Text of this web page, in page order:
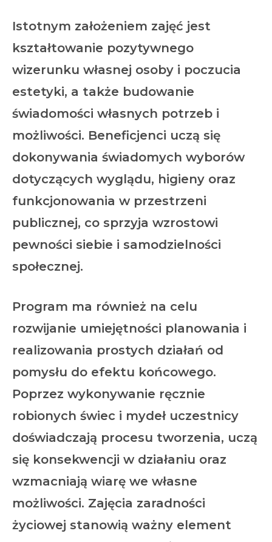
Istotnym założeniem zajęć jest
kształtowanie pozytywnego
wizerunku własnej osoby i poczucia
estetyki, a także budowanie
świadomości własnych potrzeb i
możliwości. Beneficjenci uczą się
dokonywania świadomych wyborów
dotyczących wyglądu, higieny oraz
funkcjonowania w przestrzeni
publicznej, co sprzyja wzrostowi
pewności siebie i samodzielności
społecznej.
Program ma również na celu
rozwijanie umiejętności planowania i
realizowania prostych działań od
pomysłu do efektu końcowego.
Poprzez wykonywanie ręcznie
robionych świec i mydeł uczestnicy
doświadczają procesu tworzenia, uczą
się konsekwencji w działaniu oraz
wzmacniają wiarę we własne
możliwości. Zajęcia zaradności
życiowej stanowią ważny element